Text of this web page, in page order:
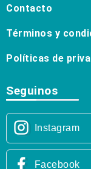
Contacto
Términos y
Políticas de
Seguinos
Instagram
Facebook